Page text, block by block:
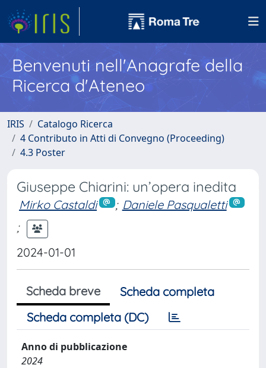
Benvenuti nell'Anagrafe della
Ricerca d'Ateneo
IRIS
Catalogo Ricerca
4 Contributo in Atti di Convegno (Proceeding)
4.3 Poster
Giuseppe Chiarini: un’opera inedita
Mirko Castaldi ; Daniele Pasqualetti
;
2024-01-01
Scheda breve
Scheda completa
Scheda completa (DC)
Anno di pubblicazione
2024